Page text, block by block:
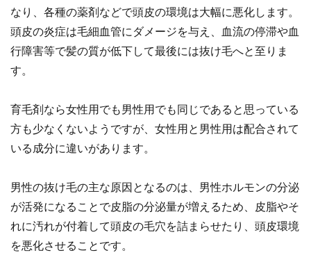
なり、各種の薬剤などで頭皮の環境は大幅に悪化します。
頭皮の炎症は毛細血管にダメージを与え、血流の停滞や血
行障害等で髪の質が低下して最後には抜け毛へと至りま
す。
育毛剤なら女性用でも男性用でも同じであると思っている
方も少なくないようですが、女性用と男性用は配合されて
いる成分に違いがあります。
男性の抜け毛の主な原因となるのは、男性ホルモンの分泌
が活発になることで皮脂の分泌量が増えるため、皮脂やそ
れに汚れが付着して頭皮の毛穴を詰まらせたり、頭皮環境
を悪化させることです。